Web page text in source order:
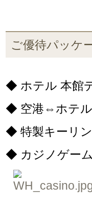
ご優待パッケ
◆ ホテル 本館
◆ 空港⇔ホテル
◆ 特製キーリ
◆ カジノゲー